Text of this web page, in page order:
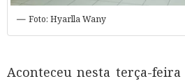
Foto: Hyarlla Wany
Aconteceu nesta terça-feira